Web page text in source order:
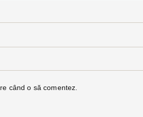
când o să comentez.